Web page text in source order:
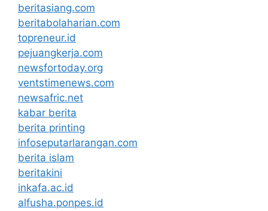
beritasiang.com
beritabolaharian.com
topreneur.id
pejuangkerja.com
newsfortoday.org
ventstimenews.com
newsafric.net
kabar berita
berita printing
infoseputarlarangan.com
berita islam
beritakini
inkafa.ac.id
alfusha.ponpes.id